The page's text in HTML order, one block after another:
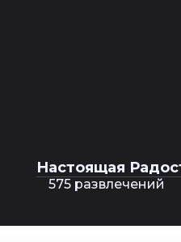
Настоящая
575 развлечений